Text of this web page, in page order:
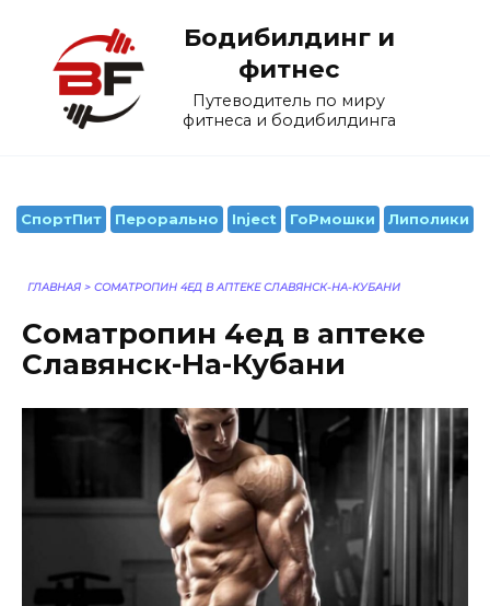
содержанию
Бодибилдинг и
фитнес
Путеводитель по миру
фитнеса и бодибилдинга
СпортПит Перорально Inject ГоРмошки Липолики
ГЛАВНАЯ > CОМАТРОПИН 4ЕД В АПТЕКЕ СЛАВЯНСК-НА-КУБАНИ
Cоматропин 4ед в аптеке
Славянск-На-Кубани